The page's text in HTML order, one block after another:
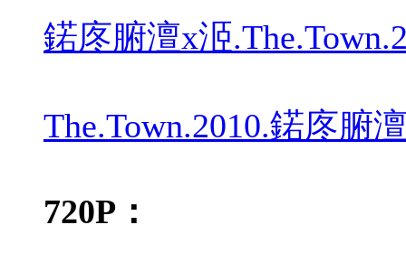
鍩庝腑澶х洍
The.Town.2010.鍩庝腑
720P：